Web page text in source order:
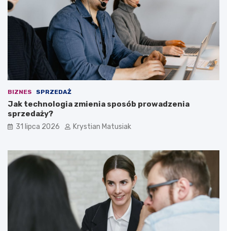
BIZNES SPRZEDAŻ
Jak technologia zmienia sposób prowadzenia
sprzedaży?
31 lipca 2026 Krystian Matusiak